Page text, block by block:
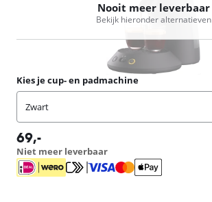
Nooit meer leverbaar
Bekijk hieronder alternatieven
Kies je cup- en padmachine
Zwart
69,-
Niet meer leverbaar